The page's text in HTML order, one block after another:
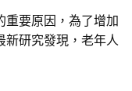
重要原因，為了增加
新研究發現，老年人